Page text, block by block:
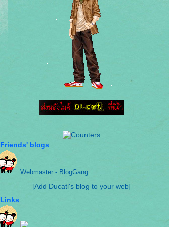
Friends' blogs
Webmaster - BlogGang
[Add Ducati's blog to your web]
Links